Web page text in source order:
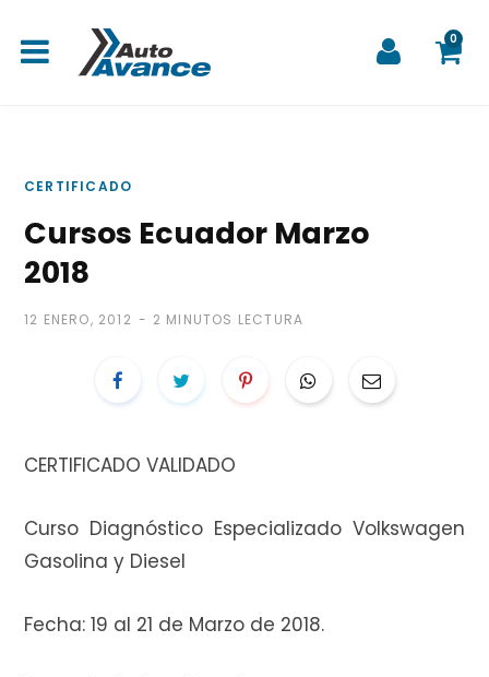
0
CERTIFICADO
Cursos Ecuador Marzo
2018
12 ENERO, 2012 2 MINUTOS LECTURA
CERTIFICADO VALIDADO
Curso Diagnóstico Especializado Volkswagen
Gasolina y Diesel
Fecha: 19 al 21 de Marzo de 2018.